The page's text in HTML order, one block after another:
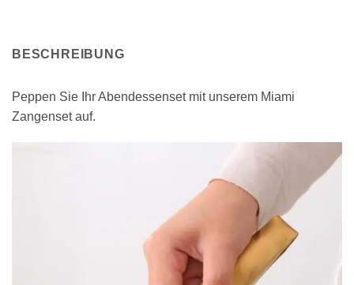
BESCHREIBUNG
Peppen Sie Ihr Abendessenset mit unserem Miami
Zangenset auf.